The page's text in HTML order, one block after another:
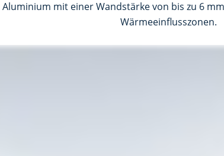
mit einer Wandstärke von bis zu 6
Wärmeeinflusszonen.